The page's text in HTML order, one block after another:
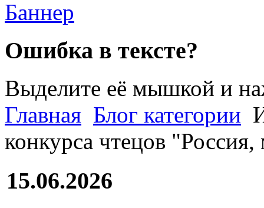
Ошибка в тексте?
Выделите её мышкой и
Главная Блог категории
конкурса чтецов
15.06.2026